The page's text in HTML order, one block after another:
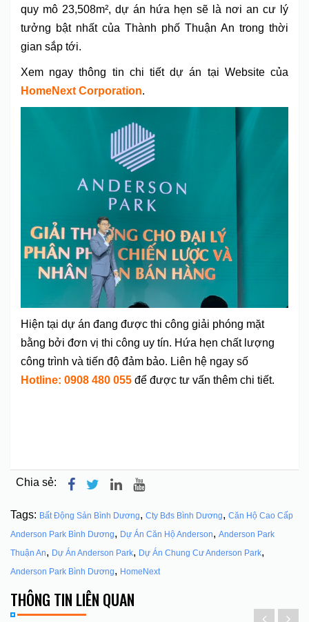
quy mô 23,508m², dự án hứa hẹn sẽ là nơi an cư lý
tưởng bật nhất của Thành phố Thuận An trong thời
gian sắp tới.
Xem ngay thông tin chi tiết dự án tại Website của
HomeNext Corporation.
Hiện tại dự án đang được thi công giải phóng mặt
bằng bởi đơn vị thi công uy tín. Hứa hẹn chất lượng
công trình và tiến độ đảm bảo. Liên hệ ngay số
Hotline: 0908 480 055 để được tư vấn thêm chi tiết.
Chia sẻ:
Tags: Bất Động Sản Bình Dương, Cty Bđs Bình Dương, Căn Hộ Cao Cấp
Anderson Park Bình Dương, Dự Án Căn Hộ Anderson, Anderson Park
Thuận An, Dự Án Anderson Park, Dự Án Chung Cư Anderson Park,
Anderson Park Bình Dương, HomeNext
THÔNG TIN LIÊN QUAN